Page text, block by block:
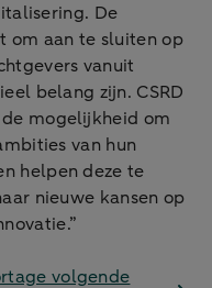
De
om aan te sluiten op
vanuit
belang zijn. CSRD
mogelijkheid om
van hun
helpen deze te
nieuwe kansen op
volgende